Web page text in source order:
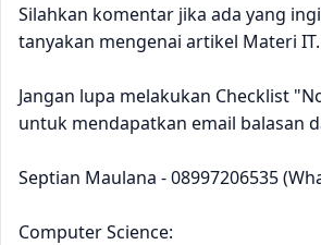
Silahkan komentar jika ada yang
tanyakan mengenai artikel Materi IT.
Jangan lupa melakukan Checklist
untuk mendapatkan email balasan
Septian Maulana - 08997206535
Computer Science: